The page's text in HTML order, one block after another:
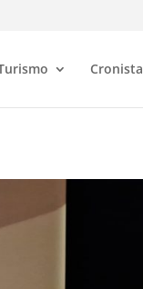
Cronista